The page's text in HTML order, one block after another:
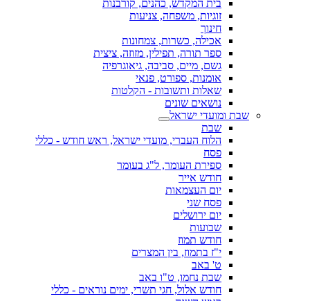
בית המקדש, כהנים, קורבנות
זוגיות, משפחה, צניעות
חינוך
אכילה, כשרות, צמחונות
ספר תורה, תפילין, מזוזה, ציצית
גשם, מיים, סביבה, גיאוגרפיה
אומנות, ספורט, פנאי
שאלות ותשובות - הקלטות
נושאים שונים
שבת ומועדי ישראל
שבת
הלוח העברי, מועדי ישראל, ראש חודש - כללי
פסח
ספירת העומר, ל"ג בעומר
חודש אייר
יום העצמאות
פסח שני
יום ירושלים
שבועות
חודש תמוז
י"ז בתמוז, בין המצרים
ט' באב
שבת נחמו, ט"ו באב
חודש אלול, חגי תשרי, ימים נוראים - כללי